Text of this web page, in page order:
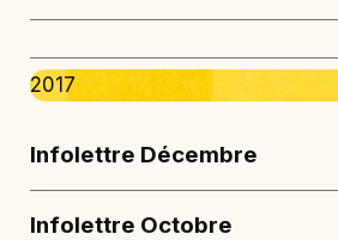
2017
Infolettre Décembre
Infolettre Octobre